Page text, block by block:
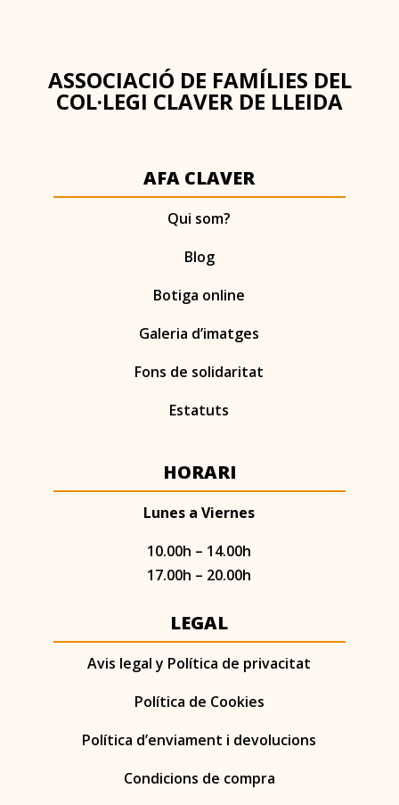
ASSOCIACIÓ DE FAMÍLIES DEL
COL·LEGI CLAVER DE LLEIDA
AFA CLAVER
Qui som?
Blog
Botiga online
Galeria d’imatges
Fons de solidaritat
Estatuts
HORARI
Lunes a Viernes
10.00h – 14.00h
17.00h – 20.00h
LEGAL
Avis legal y Política de privacitat
Política de Cookies
Política d’enviament i devolucions
Condicions de compra